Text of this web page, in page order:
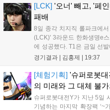
즈' 김수환의 인터뷰 내...
[LCK] '오너' 빼고, '페
패배
8일 종각 치지직 롤파크에
(LCK)' 3라운드 한화생명e
에 성공했다. T1은 금일 선
'페인터' 김은후를 투입했지
을 빼냈다....
경기결과 | 김홍제 | 19:37
[체험기획] '슈퍼로봇
의 미래와 그 대체 불
슈퍼로봇대전Y가 지난 5일
기념하는 마지막 확장팩 ‘~